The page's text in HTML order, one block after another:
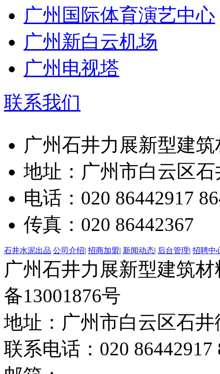
广州国际体育演艺中心
广州新白云机场
广州电视塔
联系我们
广州石井力展新型建
地址：广州市白云区
电话：020 86442917
传真：020 86442367
石井水泥出品 公司介绍| 招商加盟| 新闻动态| 后台管理| 招聘中
广州石井力展新型建筑
备13001876号
地址：广州市白云区石井
联系电话：020 86442917